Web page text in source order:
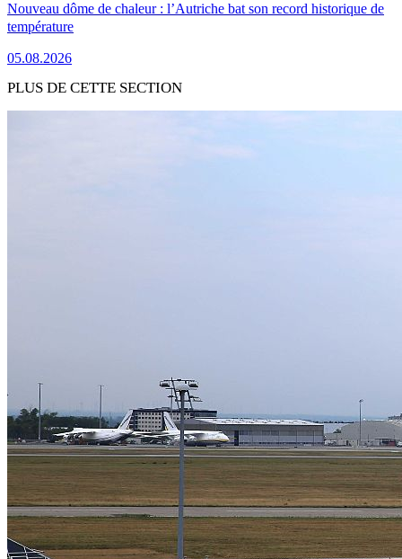
Nouveau dôme de chaleur : l’Autriche bat son record historique de
température
05.08.2026
PLUS DE CETTE SECTION